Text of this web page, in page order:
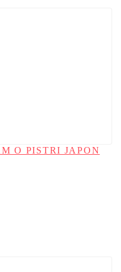
O PISTRI JAPON